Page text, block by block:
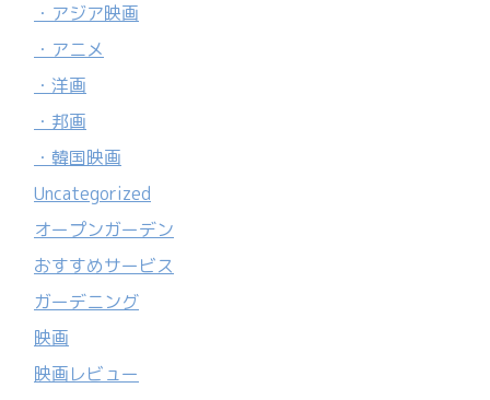
・アジア映画
・アニメ
・洋画
・邦画
・韓国映画
Uncategorized
オープンガーデン
おすすめサービス
ガーデニング
映画
映画レビュー